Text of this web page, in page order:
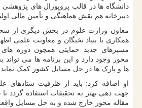
دانشگاه ها در قالب پروپوزال های
دبیرخانه هم نقش هماهنگی و تأمین مالی
معاون وزارت علوم در بخش دیگری از
همکاری با بنیاد نخبگان و معاونت علمی
مسیرهای جدید حمایتی همچون دوره
محور وجود دارد و این برنامه ها می
ها و پارک ها در حل مسایل کشور کمک نماید.
او اضافه کرد: باید از ظرفیت ستادهای
جهت دهی بهتر به تحقیقات استفاده گردد
مقاله محور خارج شده و به حل مسایل